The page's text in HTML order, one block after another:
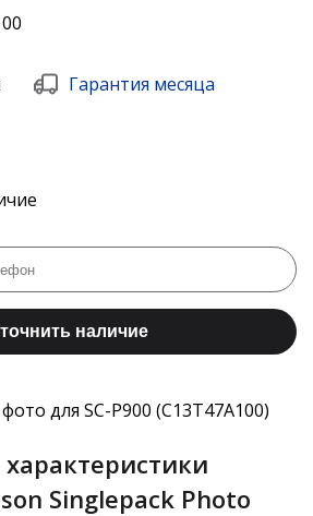
Гарантия месяца
наличие
для SC-P900 (C13T47A100)
Singlepack Photo